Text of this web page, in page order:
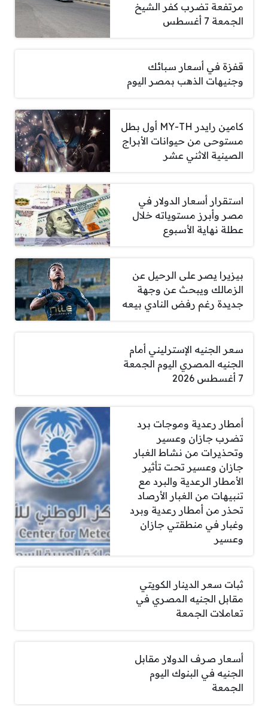
مرتفعة تضرب كفر الشيخ
الجمعة 7 أغسطس
قفزة في أسعار سبائك
وجنيهات الذهب بمصر اليوم
كامين رايدر MY-TH أول بطل
مستوحى من حيوانات الأبراج
الصينية الاثني عشر
استقرار أسعار الدولار في
مصر وأبرز مستوياته خلال
عطلة نهاية الأسبوع
بيزيرا يصر على الرحيل عن
الزمالك ويبحث عن وجهة
جديدة رغم رفض النادي بيعه
سعر الجنيه الإسترليني أمام
الجنيه المصري اليوم الجمعة
7 أغسطس 2026
أمطار رعدية وموجات برد
تضرب جازان وعسير
وتحذيرات من نشاط الغبار
جازان وعسير تحت تأثير
الأمطار الرعدية والبرد مع
تنبيهات من الغبار الأرصاد
تحذر من أمطار رعدية وبرد
وغبار في منطقتي جازان
وعسير
ثبات سعر الدينار الكويتي
مقابل الجنيه المصري في
تعاملات الجمعة
أسعار صرف الدولار مقابل
الجنيه في البنوك اليوم
الجمعة